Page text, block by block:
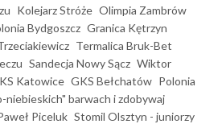
Kolejarz Stróże Olimpia Zambrów
Bydgoszcz Granica Kętrzyn
Termalica Bruk-Bet
Sandecja Nowy Sącz Wiktor
Katowice GKS Bełchatów Polonia
niebieskich" barwach i zdobywaj
Piceluk Stomil Olsztyn - juniorzy